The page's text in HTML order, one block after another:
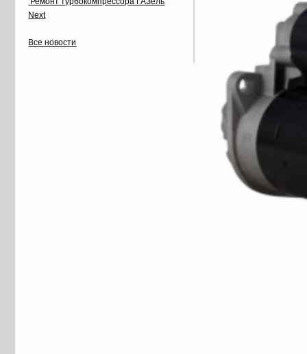
Next
Все новости